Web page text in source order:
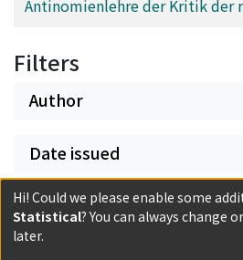
Antinomienlehre der Kritik der
Filters
Author
Date issued
Classification
Hi! Could we please enable some
Statistical? You can always change
later.